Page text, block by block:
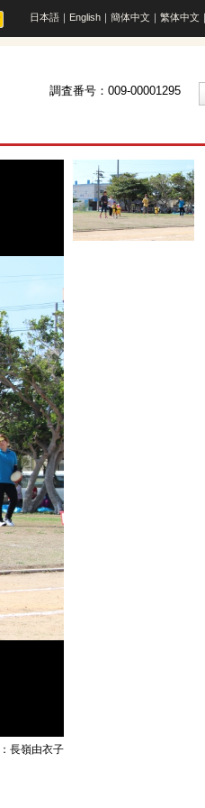
日本語 ｜ English ｜ 簡体中文 ｜ 繁体中文 ｜
調査番号：009-00001295
長嶺由衣子